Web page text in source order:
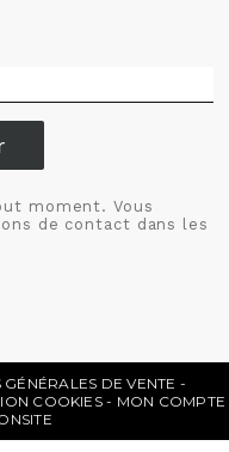
moment. Vous
de contact dans les
DE VENTE
COOKIES
MON COMPTE